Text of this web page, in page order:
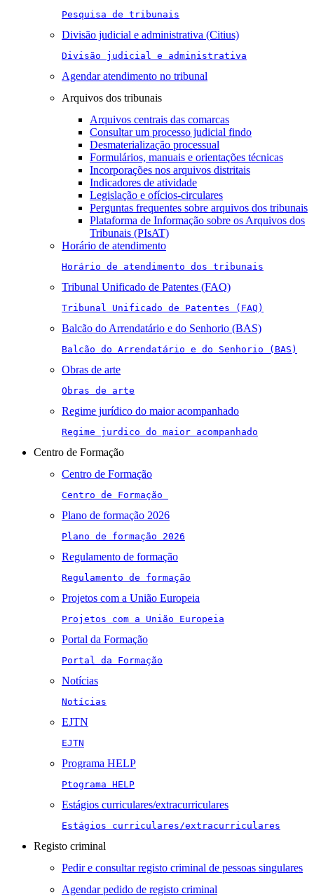
Pesquisa de tribunais
Divisão judicial e administrativa (Citius)
Divisão judicial e administrativa
Agendar atendimento no tribunal
Arquivos dos tribunais
Arquivos centrais das comarcas
Consultar um processo judicial findo
Desmaterialização processual
Formulários, manuais e orientações técnicas
Incorporações nos arquivos distritais
Indicadores de atividade
Legislação e ofícios-circulares
Perguntas frequentes sobre arquivos dos tribunais
Plataforma de Informação sobre os Arquivos dos
Tribunais (PIsAT)
Horário de atendimento
Horário de atendimento dos tribunais
Tribunal Unificado de Patentes (FAQ)
Tribunal Unificado de Patentes (FAQ)
Balcão do Arrendatário e do Senhorio (BAS)
Balcão do Arrendatário e do Senhorio (BAS)
Obras de arte
Obras de arte
Regime jurídico do maior acompanhado
Regime jurdico do maior acompanhado
Centro de Formação
Centro de Formação
Centro de Formação
Plano de formação 2026
Plano de formação 2026
Regulamento de formação
Regulamento de formação
Projetos com a União Europeia
Projetos com a União Europeia
Portal da Formação
Portal da Formação
Notícias
Notícias
EJTN
EJTN
Programa HELP
Ptograma HELP
Estágios curriculares/extracurriculares
Estágios curriculares/extracurriculares
Registo criminal
Pedir e consultar registo criminal de pessoas singulares
Agendar pedido de registo criminal